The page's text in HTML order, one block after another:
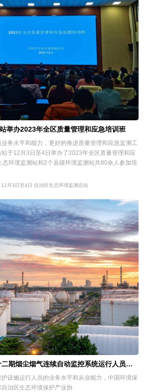
举办2023年全区质量管理和应急培训班
务水平和能力，更好的推进质量管理和应急监测工
于12月3日至4日举办了2023年全区质量管理和应
环境监测站和2个县级环境监测站共80余人参加培
12月3日至4日 自治区生态环境监测总站
关于举办2023年第五十二期烟尘烟气连续自动监控系统运行人员培训班的通知
设施运行人员的业务水平和从业能力，中国环境保
治区生态环境保护产业协